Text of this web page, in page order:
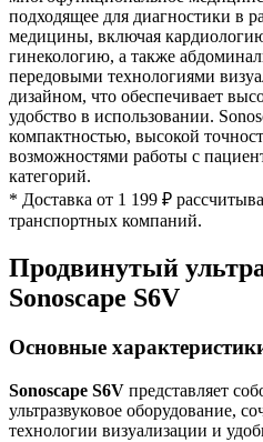
подходящее для диагностики в
медицины, включая
гинекологию, а также
передовыми технологиями
дизайном, что обеспечивает
удобство в использовании.
компактностью, высокой
возможностями работы с
категорий.
* Доставка от 1 199 ₽
транспортных компаний.
Продвинутый
Sonoscape S6V
Основные
Sonoscape S6V представляет
ультразвуковое оборудование,
технологии визуализации и